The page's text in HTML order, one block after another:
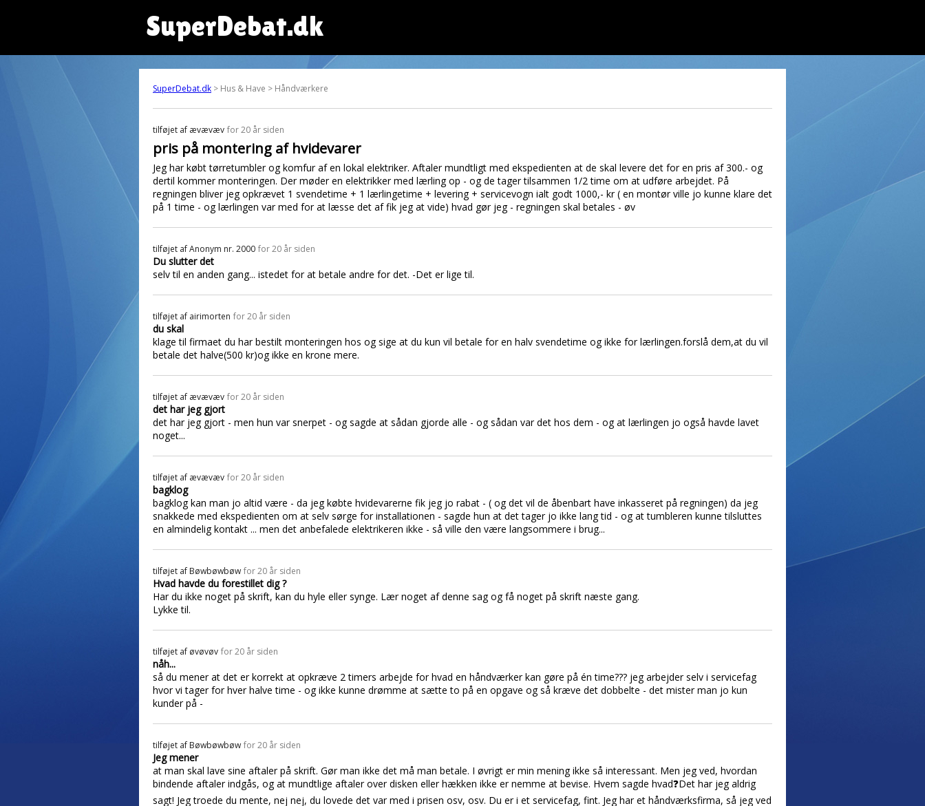
SuperDebat.dk
SuperDebat.dk > Hus & Have > Håndværkere
tilføjet af ævævæv for 20 år siden
pris på montering af hvidevarer
Jeg har købt tørretumbler og komfur af en lokal elektriker. Aftaler mundtligt med ekspedienten at de skal levere det for en pris af 300.- og
dertil kommer monteringen. Der møder en elektrikker med lærling op - og de tager tilsammen 1/2 time om at udføre arbejdet. På
regningen bliver jeg opkrævet 1 svendetime + 1 lærlingetime + levering + servicevogn ialt godt 1000,- kr ( en montør ville jo kunne klare det
på 1 time - og lærlingen var med for at læsse det af fik jeg at vide) hvad gør jeg - regningen skal betales - øv
tilføjet afAnonym nr. 2000 for 20 år siden
Du slutter det
selv til en anden gang... istedet for at betale andre for det. -Det er lige til.
tilføjet af airimorten for 20 år siden
du skal
klage til firmaet du har bestilt monteringen hos og sige at du kun vil betale for en halv svendetime og ikke for lærlingen.forslå dem,at du vil
betale det halve(500 kr)og ikke en krone mere.
tilføjet af ævævæv for 20 år siden
det har jeg gjort
det har jeg gjort - men hun var snerpet - og sagde at sådan gjorde alle - og sådan var det hos dem - og at lærlingen jo også havde lavet
noget...
tilføjet af ævævæv for 20 år siden
bagklog
bagklog kan man jo altid være - da jeg købte hvidevarerne fik jeg jo rabat - ( og det vil de åbenbart have inkasseret på regningen) da jeg
snakkede med ekspedienten om at selv sørge for installationen - sagde hun at det tager jo ikke lang tid - og at tumbleren kunne tilsluttes
en almindelig kontakt ... men det anbefalede elektrikeren ikke - så ville den være langsommere i brug...
tilføjet af Bøwbøwbøw for 20 år siden
Hvad havde du forestillet dig ?
Har du ikke noget på skrift, kan du hyle eller synge. Lær noget af denne sag og få noget på skrift næste gang.
Lykke til.
tilføjet af øvøvøv for 20 år siden
nåh...
så du mener at det er korrekt at opkræve 2 timers arbejde for hvad en håndværker kan gøre på én time??? jeg arbejder selv i servicefag
hvor vi tager for hver halve time - og ikke kunne drømme at sætte to på en opgave og så kræve det dobbelte - det mister man jo kun
kunder på -
tilføjet af Bøwbøwbøw for 20 år siden
Jeg mener
at man skal lave sine aftaler på skrift. Gør man ikke det må man betale. I øvrigt er min mening ikke så interessant. Men jeg ved, hvordan
bindende aftaler indgås, og at mundtlige aftaler over disken eller hækken ikke er nemme at bevise. Hvem sagde hvad❓Det har jeg aldrig
sagt! Jeg troede du mente, nej nej, du lovede det var med i prisen osv, osv. Du er i et servicefag, fint. Jeg har et håndværksfirma, så jeg ved